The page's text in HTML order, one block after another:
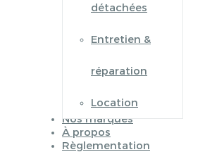
détachées
Entretien &
réparation
Location
Nos marques
À propos
Règlementation